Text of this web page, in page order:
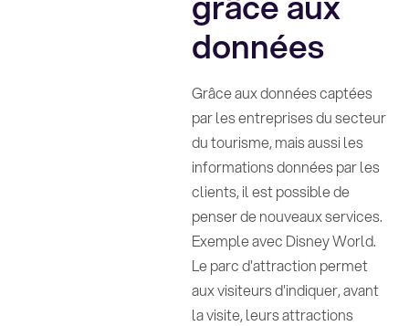
données
Grâce aux données captées
par les entreprises du secteur
du tourisme, mais aussi les
informations données par les
clients, il est possible de
penser de nouveaux services.
Exemple avec Disney World.
Le parc d'attraction permet
aux visiteurs d'indiquer, avant
la visite, leurs attractions